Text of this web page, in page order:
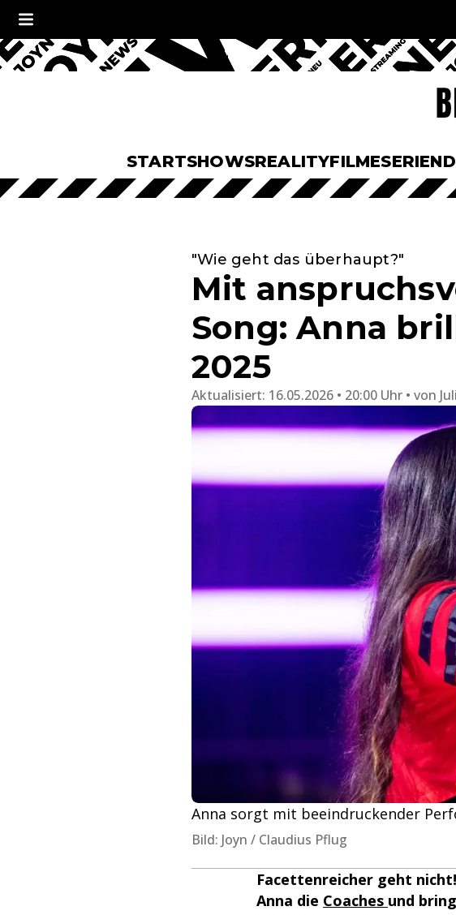
STARTSHOWSREALITYFILMESERIEN
"Wie geht das überhaupt?"
Mit
Song: Anna
2025
Aktualisiert: 16.05.2026 • 20:00 Uhr von
Anna sorgt mit beeindruckender
Bild: Joyn / Claudius Pflug
Facettenreicher geht
Anna die Coaches und